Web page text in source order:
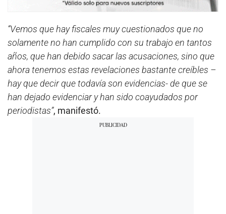
“Vemos que hay fiscales muy cuestionados que no
solamente no han cumplido con su trabajo en tantos
años, que han debido sacar las acusaciones, sino que
ahora tenemos estas revelaciones bastante creíbles –
hay que decir que todavía son evidencias- de que se
han dejado evidenciar y han sido coayudados por
periodistas”, manifestó.